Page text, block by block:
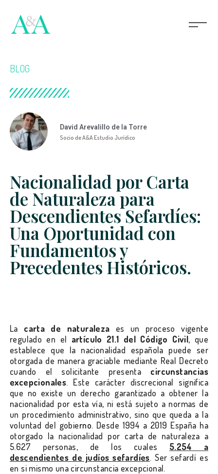
BLOG
David Arevalillo de la Torre
Socio de A&A Estudio Jurídico
Nacionalidad por Carta
de Naturaleza para
Descendientes Sefardíes:
Una Oportunidad con
Fundamentos y
Precedentes Históricos.
La carta de naturaleza es un proceso vigente
regulado en el artículo 21.1 del Código Civil, que
establece que la nacionalidad española puede ser
otorgada de manera graciable mediante Real Decreto
cuando el solicitante presenta circunstancias
excepcionales. Este carácter discrecional significa
que no existe un derecho garantizado a obtener la
nacionalidad por esta vía, ni está sujeto a normas de
un procedimiento administrativo, sino que queda a la
voluntad del gobierno. Desde 1994 a 2019 España ha
otorgado la nacionalidad por carta de naturaleza a
5.627 personas, de los cuales 5.254 a
descendientes de judíos sefardíes. Ser sefardí es
en si mismo una circunstancia excepcional.